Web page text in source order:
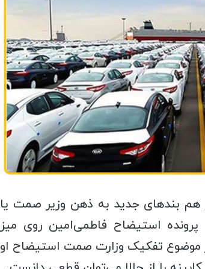
هم بندهای جدید به ذهن وزیر صمت یا
استیضاح فاطمی‌امین روی میز
موضوع تفکیک وزارت صمت استیضاح او